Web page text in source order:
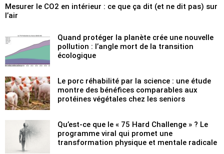
Mesurer le CO2 en intérieur : ce que ça dit (et ne dit pas) sur
l’air
Quand protéger la planète crée une nouvelle
pollution : l’angle mort de la transition
écologique
Le porc réhabilité par la science : une étude
montre des bénéfices comparables aux
protéines végétales chez les seniors
Qu’est-ce que le « 75 Hard Challenge » ? Le
programme viral qui promet une
transformation physique et mentale radicale